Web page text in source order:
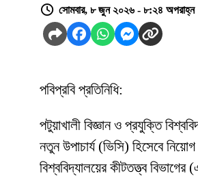
সোমবার, ৮ জুন ২০২৬ - ৮:২৪ অপরাহ্ন
পবিপ্রবি প্রতিনিধি:
পটুয়াখালী বিজ্ঞান ও প্রযুক্তি
নতুন উপাচার্য (ভিসি) হিসেবে
বিশ্ববিদ্যালয়ের কীটতত্ত্ব